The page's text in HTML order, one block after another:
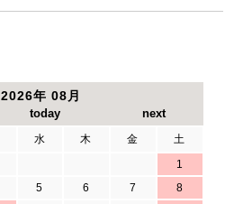
2026年 08月
水 木 金
土
1
5 6 7
8